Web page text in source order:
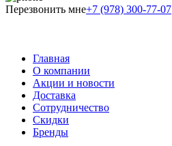
Перезвонить мне+7 (978) 300-77-07
Главная
О компании
Акции и новости
Доставка
Сотрудничество
Скидки
Бренды